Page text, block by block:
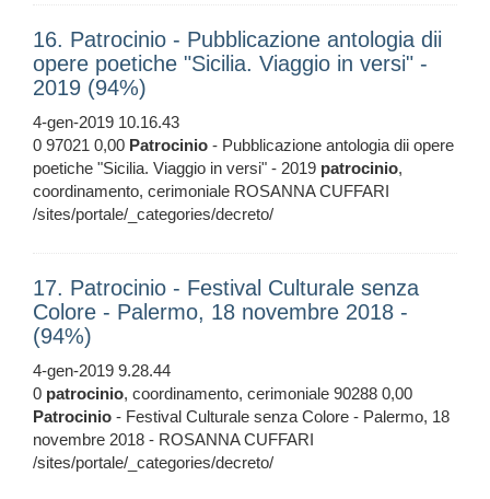
16. Patrocinio - Pubblicazione antologia dii
opere poetiche "Sicilia. Viaggio in versi" -
2019 (94%)
4-gen-2019 10.16.43
0 97021 0,00 Patrocinio - Pubblicazione antologia dii opere
poetiche "Sicilia. Viaggio in versi" - 2019 patrocinio,
coordinamento, cerimoniale ROSANNA CUFFARI
/sites/portale/_categories/decreto/
17. Patrocinio - Festival Culturale senza
Colore - Palermo, 18 novembre 2018 -
(94%)
4-gen-2019 9.28.44
0 patrocinio, coordinamento, cerimoniale 90288 0,00
Patrocinio - Festival Culturale senza Colore - Palermo, 18
novembre 2018 - ROSANNA CUFFARI
/sites/portale/_categories/decreto/